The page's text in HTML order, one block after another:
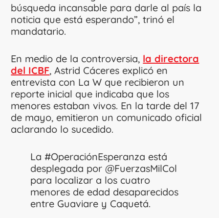
búsqueda incansable para darle al país la
noticia que está esperando”, trinó el
mandatario.
En medio de la controversia, la directora
del ICBF, Astrid Cáceres explicó en
entrevista con La W que recibieron un
reporte inicial que indicaba que los
menores estaban vivos. En la tarde del 17
de mayo, emitieron un comunicado oficial
aclarando lo sucedido.
La#OperaciónEsperanza está
desplegada por@FuerzasMilCol
para localizar a los cuatro
menores de edad desaparecidos
entre Guaviare y Caquetá.